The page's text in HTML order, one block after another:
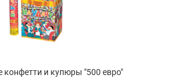
конфетти и купюры "500 евро"